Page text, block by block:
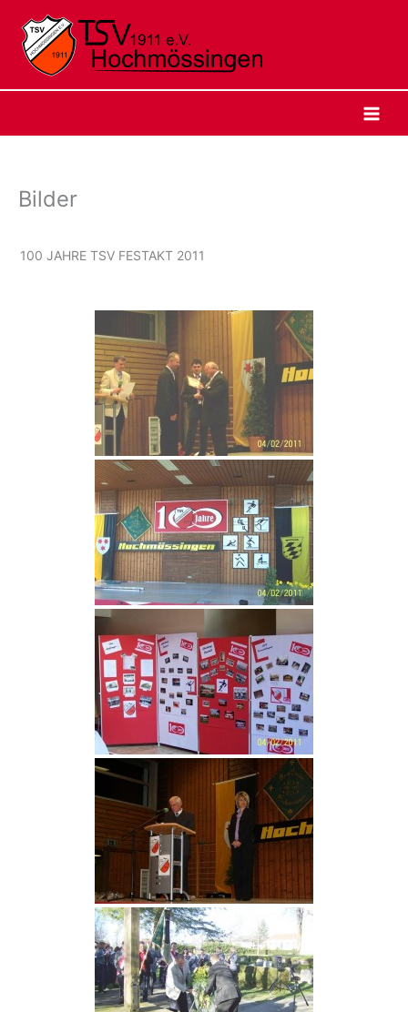
Inhalt
springen
Bilder
100 JAHRE TSV FESTAKT 2011